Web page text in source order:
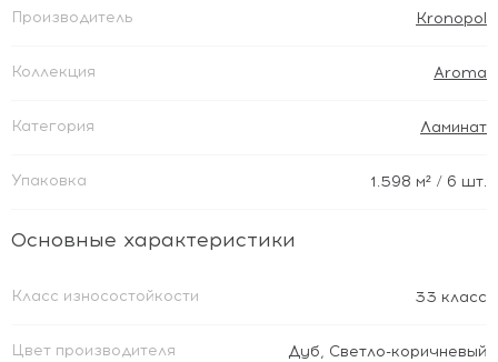
Производитель Kronopol
Коллекция Aroma
Категория Ламинат
Упаковка 1.598 м² / 6 шт.
Основные характеристики
Класс износостойкости 33 класс
Цвет производителя Дуб, Светло-коричневый